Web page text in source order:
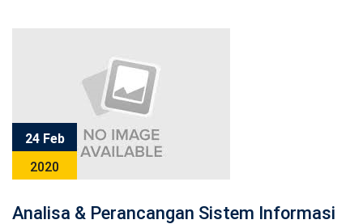
24 Feb
2020
Analisa & Perancangan Sistem Informasi